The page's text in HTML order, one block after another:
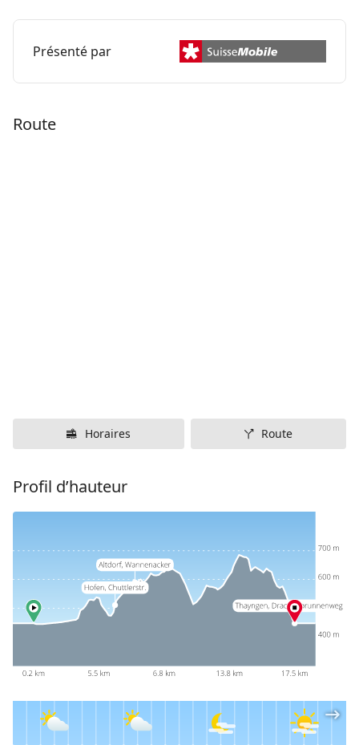
Présenté par
Route
Horaires Route
Profil d’hauteur